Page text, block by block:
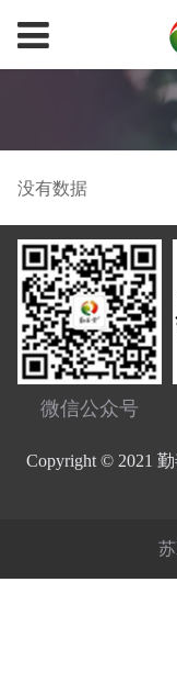
没有数据
微信公众号
Copyright © 2021